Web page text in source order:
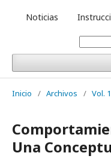
Noticias
Inicio / Archivos / Vol.
Una